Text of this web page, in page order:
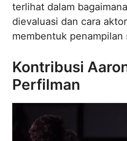
terlihat dalam
dievaluasi dan cara
membentuk penampilan
Kontribusi
Perfilman